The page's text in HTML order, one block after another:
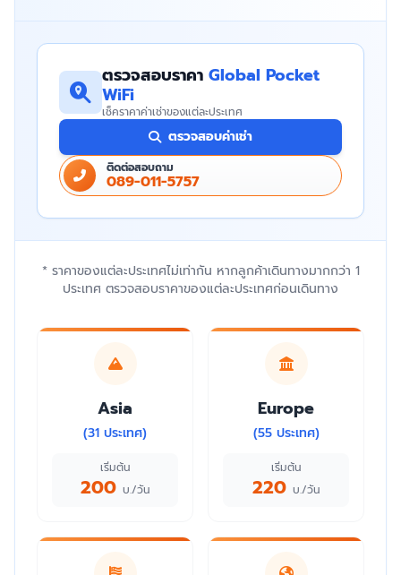
ตรวจสอบราคา Global Pocket
WiFi
เช็คราคาค่าเช่าของแต่ละประเทศ
ตรวจสอบค่าเช่า
ติดต่อสอบถาม
089-011-5757
* ราคาของแต่ละประเทศไม่เท่ากัน หากลูกค้าเดินทางมากกว่า 1
ประเทศ ตรวจสอบราคาของแต่ละประเทศก่อนเดินทาง
Asia
(31 ประเทศ)
เริ่มต้น
200 บ./วัน
Europe
(55 ประเทศ)
เริ่มต้น
220 บ./วัน